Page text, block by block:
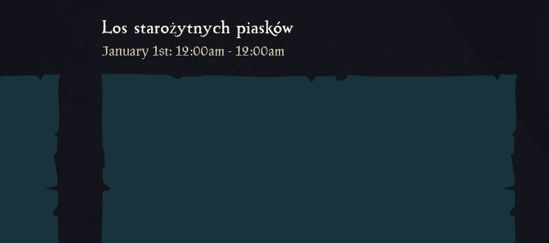
Los starożytnych piasków
January 1st: 12:00am - 12:00am